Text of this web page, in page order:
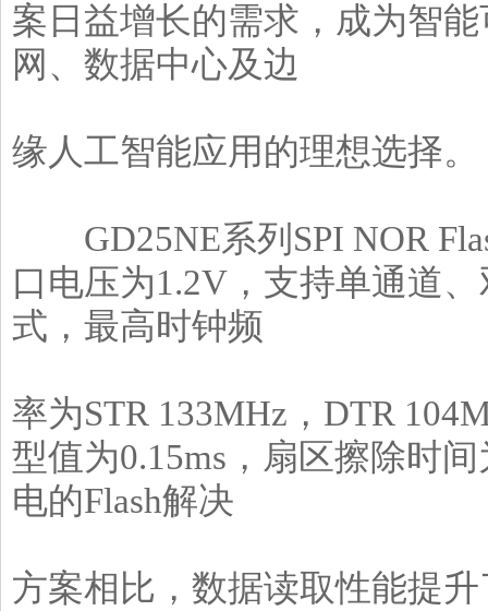
案日益增长的需求，成为智
网、数据中心及边
缘人工智能应用的理想选择。
GD25NE系列SPI NOR
口电压为1.2V，支持单通道
式，最高时钟频
率为STR 133MHz，DTR
型值为0.15ms，扇区擦除时
电的Flash解决
方案相比，数据读取性能提